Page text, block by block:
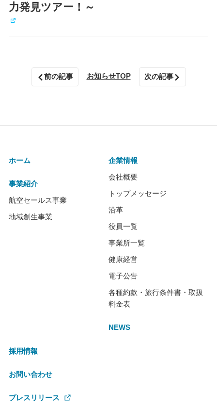
力発見ツアー！～
前の記事 お知らせTOP 次の記事
ホーム
事業紹介
航空セールス事業
地域創生事業
企業情報
会社概要
トップメッセージ
沿革
役員一覧
事業所一覧
健康経営
電子公告
各種約款・旅行条件書・取扱
料金表
NEWS
採用情報
お問い合わせ
プレスリリース